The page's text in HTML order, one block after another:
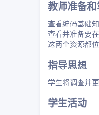
教师准备
查看编码基础
查看并准备要
这两个资源都
指导思想​
学生将调查并
学生活动​